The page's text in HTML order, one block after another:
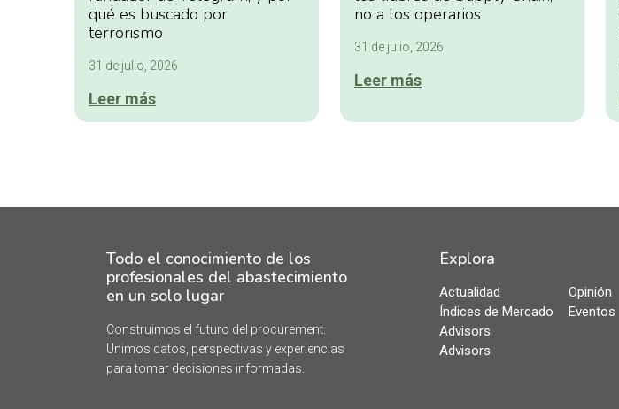
qué es buscado por
terrorismo
31 de julio, 2026
Leer más
no a los operarios
31 de julio, 2026
Leer más
Todo el conocimiento de los
profesionales del abastecimiento
en un solo lugar
Construimos el futuro del procurement.
Unimos datos, perspectivas y experiencias
para tomar decisiones informadas.
Explora
Actualidad
Opinión
Índices de Mercado
Eventos
Advisors
Advisors